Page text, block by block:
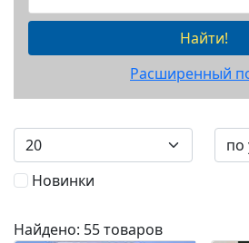
Найти!
Расширенный
Новинки
Найдено: 55 товаров